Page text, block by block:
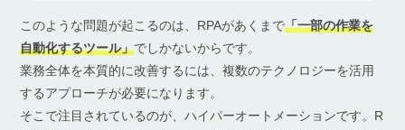
このような問題が起こるのは、RPAがあくまで「一部の作業を
自動化するツール」でしかないからです。
業務全体を本質的に改善するには、複数のテクノロジーを活用
するアプローチが必要になります。
そこで注目されているのが、ハイパーオートメーションです。R